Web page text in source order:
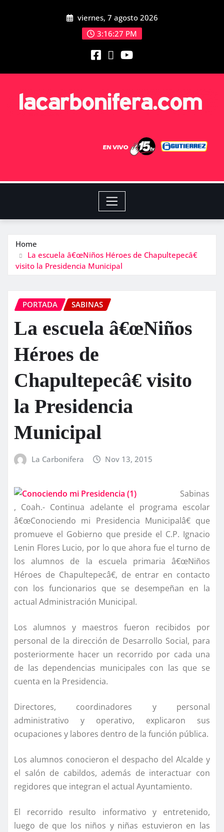
viernes, 7 agosto 2026
3:16:29 PM
Home
La escuela â€œNiños Héroes de Chapultepecâ€
visito la Presidencia Municipal
PORTADA SABINAS
La escuela â€œNiños
Héroes de
Chapultepecâ€ visito
la Presidencia
Municipal
La Carbonifera Nov 13, 2015
Sabinas
, Coah.- Continua adelante el programa escolar
â€œConociendo mi Presidencia Municipalâ€ que
promueve el Gobierno que preside el C.P. Ignacio
Lenin Flores Lucio, por lo que ahora fue el turno de
los alumnos de la escuela primaria â€œNiños
Héroes de Chapultepecâ€, de entrar en contacto
con los funcionarios que se desempeñan en la
actual Administración Municipal.
Los alumnos y maestros fueron recibidos por
personal de la dirección de Desarrollo Social, para
posteriormente hacer un recorrido por cada una
de las dependencias municipales con las que se
cuenta en la Presidencia.
Directores, coordinadores y personal
administrativo y operativo, explicaron sus
ocupaciones y labores dentro de la función pública.
Los alumnos conocieron el despacho del Alcalde y
el salón de cabildos, además de interactuar con
regidores que integran el actual Ayuntamiento.
El recorrido resulto informativo y entretenido,
luego de que los niños y niñas estuvieron en las